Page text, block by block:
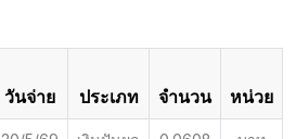
วันจ่าย ประเภท จำนวน หน่วย